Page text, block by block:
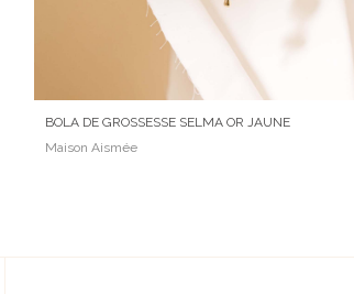
BOLA DE GROSSESSE SELMA OR JAUNE
Maison Aismée